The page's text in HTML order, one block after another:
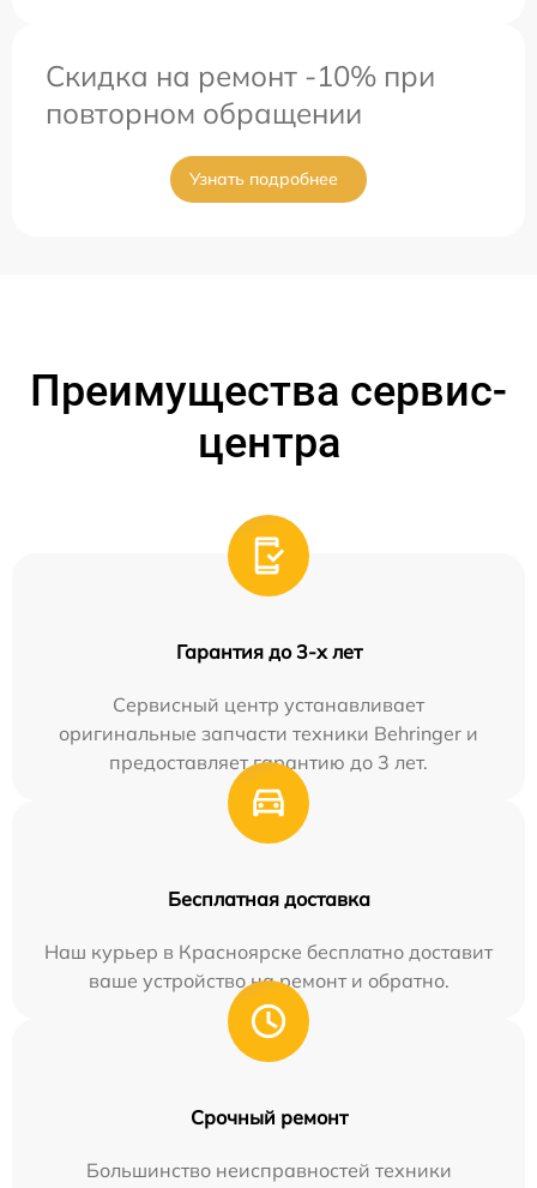
Скидка на ремонт -10% при
повторном обращении
Узнать подробнее
Преимущества сервис-
центра
Гарантия до 3-х лет
Сервисный центр устанавливает
оригинальные запчасти техники Behringer и
предоставляет гарантию до 3 лет.
Бесплатная доставка
Наш курьер в Красноярске бесплатно доставит
ваше устройство на ремонт и обратно.
Срочный ремонт
Большинство неисправностей техники